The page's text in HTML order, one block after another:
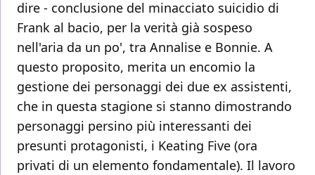
dire - conclusione del minacciato suicidio di
Frank al bacio, per la verità già sospeso
nell'aria da un po', tra Annalise e Bonnie. A
questo proposito, merita un encomio la
gestione dei personaggi dei due ex assistenti,
che in questa stagione si stanno dimostrando
personaggi persino più interessanti dei
presunti protagonisti, i Keating Five (ora
privati di un elemento fondamentale). Il lavoro